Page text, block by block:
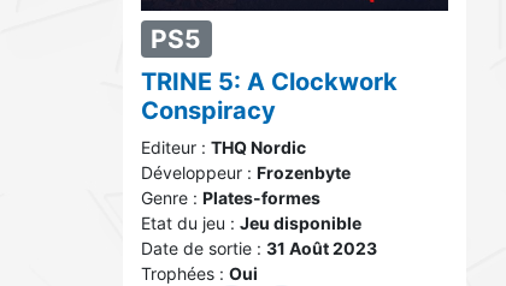
PS5
TRINE 5: A Clockwork
Conspiracy
Editeur : THQ Nordic
Développeur : Frozenbyte
Genre : Plates-formes
Etat du jeu : Jeu disponible
Date de sortie : 31 Août 2023
Trophées : Oui